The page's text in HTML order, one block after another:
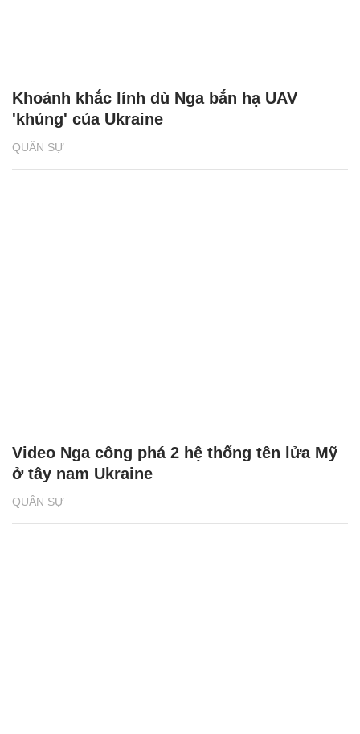
QUÂN SỰ
Khoảnh khắc lính dù Nga bắn hạ UAV
'khủng' của Ukraine
QUÂN SỰ
Video Nga công phá 2 hệ thống tên lửa Mỹ
ở tây nam Ukraine